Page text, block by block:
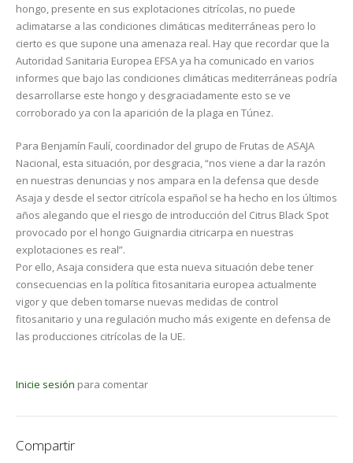
hongo, presente en sus explotaciones citrícolas, no puede
aclimatarse a las condiciones climáticas mediterráneas pero lo
cierto es que supone una amenaza real. Hay que recordar que la
Autoridad Sanitaria Europea EFSA ya ha comunicado en varios
informes que bajo las condiciones climáticas mediterráneas podría
desarrollarse este hongo y desgraciadamente esto se ve
corroborado ya con la aparición de la plaga en Túnez.
Para Benjamín Faulí, coordinador del grupo de Frutas de ASAJA
Nacional, esta situación, por desgracia, “nos viene a dar la razón
en nuestras denuncias y nos ampara en la defensa que desde
Asaja y desde el sector citrícola español se ha hecho en los últimos
años alegando que el riesgo de introducción del Citrus Black Spot
provocado por el hongo Guignardia citricarpa en nuestras
explotaciones es real”.
Por ello, Asaja considera que esta nueva situación debe tener
consecuencias en la política fitosanitaria europea actualmente
vigor y que deben tomarse nuevas medidas de control
fitosanitario y una regulación mucho más exigente en defensa de
las producciones citrícolas de la UE.
Inicie sesión para comentar
Compartir